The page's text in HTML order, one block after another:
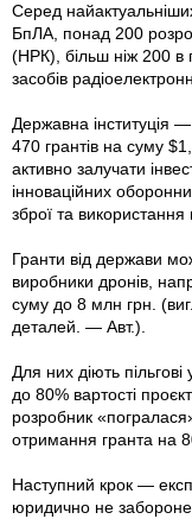
Серед
БпЛА, понад 200
(НРК), більш ніж 200 в
засобів
Державна інституція
470 грантів на суму
активно залучати
інноваційних
зброї та використання
Гранти від держави
виробники дронів,
суму до 8 млн грн.
деталей. — Авт.).
Для них діють
до 80% вартості
розробник
отримання гранта на
Наступний крок —
юридично не